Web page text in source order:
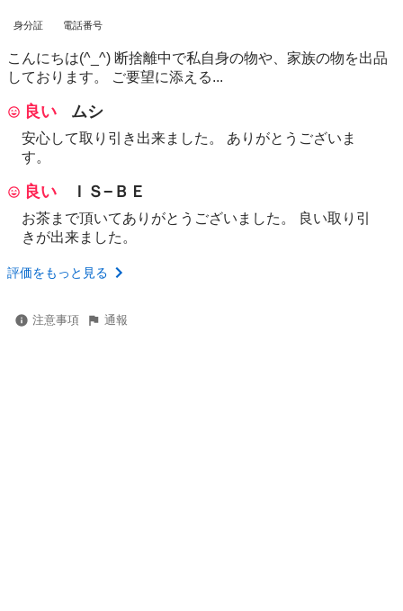
身分証 電話番号
こんにちは(^_^) 断捨離中で私自身の物や、家族の物を出品
しております。 ご要望に添える...
良い ムシ
安心して取り引き出来ました。 ありがとうございま
す。
良い ＩＳ−ＢＥ
お茶まで頂いてありがとうございました。 良い取り引
きが出来ました。
評価をもっと見る
注意事項 通報